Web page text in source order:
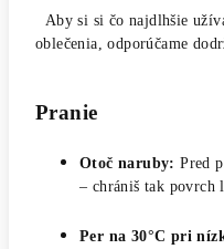
Aby si si čo najdlhšie
oblečenia, odporúčame
Pranie
Otoč naruby: Pred
– chrániš tak povrch
Per na 30°C pri